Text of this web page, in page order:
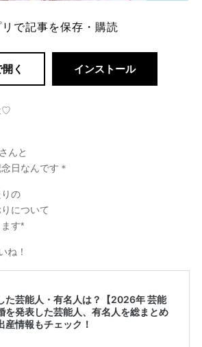
リで記事を保存・購読
く インストール
♡
んと
日なんです＊
の
について
す*
ね！
た芸能人・有名人は？【2026年 芸能
を発表した芸能人、有名人を総まとめ
情報もチェック！